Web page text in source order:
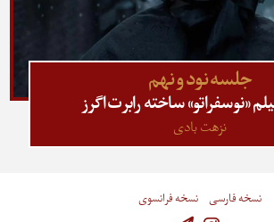
جلسه نود و نهم
«نوسفراتو» ساخته رابرت اگرز
نزهت بادی
نسخه فارسی نسخه فرانسوی